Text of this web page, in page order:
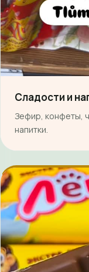
Сладости и
Зефир, конфеты,
напитки.